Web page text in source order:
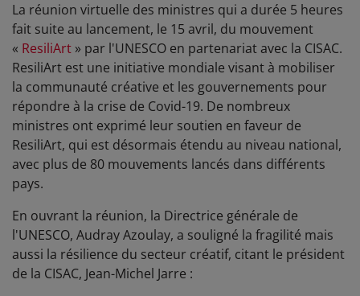
La réunion virtuelle des ministres qui a durée 5 heures
fait suite au lancement, le 15 avril, du mouvement
« ResiliArt » par l'UNESCO en partenariat avec la CISAC.
ResiliArt est une initiative mondiale visant à mobiliser
la communauté créative et les gouvernements pour
répondre à la crise de Covid-19. De nombreux
ministres ont exprimé leur soutien en faveur de
ResiliArt, qui est désormais étendu au niveau national,
avec plus de 80 mouvements lancés dans différents
pays.
En ouvrant la réunion, la Directrice générale de
l'UNESCO, Audray Azoulay, a souligné la fragilité mais
aussi la résilience du secteur créatif, citant le président
de la CISAC, Jean-Michel Jarre :